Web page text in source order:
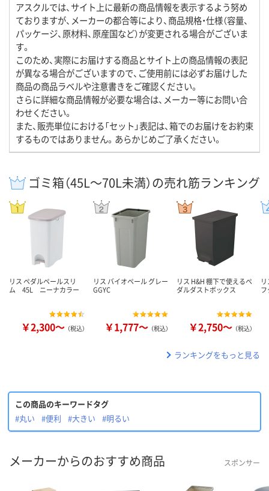
アスクルでは、サイト上に最新の商品情報を表示するよう努め
ておりますが、メーカーの都合等により、商品規格・仕様（容量、
パッケージ、原材料、原産国など）が変更される場合がございま
す。
このため、実際にお届けする商品とサイト上の商品情報の表記
が異なる場合がございますので、ご使用前には必ずお届けした
商品の商品ラベルや注意書きをご確認ください。
さらに詳細な商品情報が必要な場合は、メーカー等にお問い合
わせください。
また、販売単位における「セット」表記は、箱でのお届けをお約束
するものではありません。あらかじめご了承ください。
ゴミ箱（45L～70L未満）の売れ筋ランキング
リス ペダルペールスリ
ム 45L ニーナカラー
￥2,300～ （税込）
リス バイオペール グレー
GGYC
￥1,777～ （税込）
リス H&H 棚下で使えるペ
ダルダストボックス
￥2,750～ （税込）
ランキングをもっと見る
この商品のキーワードタグ
#丸い
#便利 #大きい #明るい
メーカーからのおすすめ商品 スポンサー